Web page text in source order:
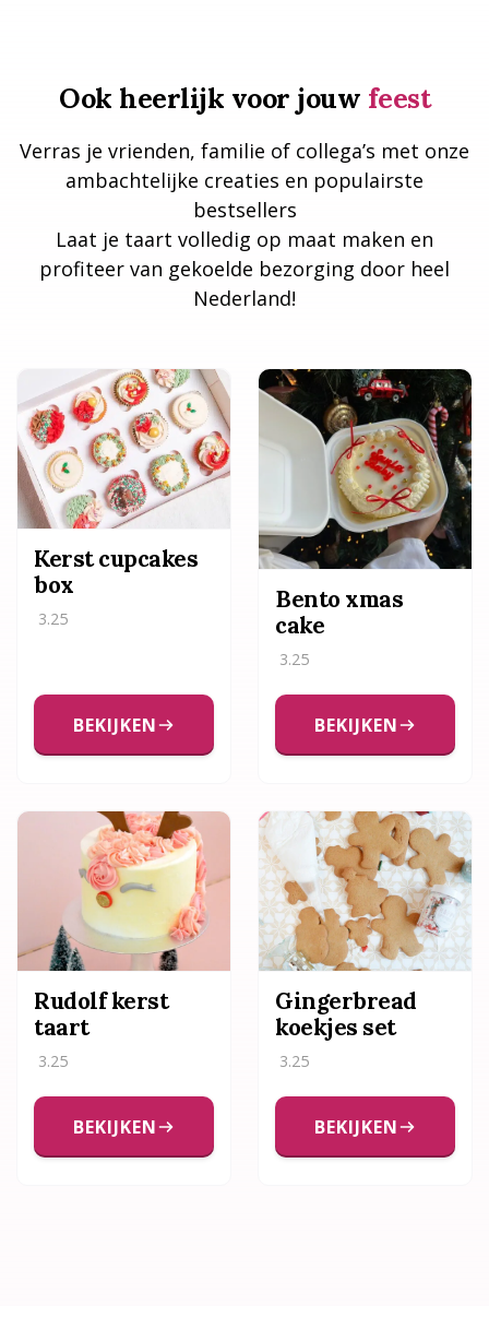
Ook heerlijk voor jouw feest
Verras je vrienden, familie of collega’s met onze
ambachtelijke creaties en populairste
bestsellers
Laat je taart volledig op maat maken en
profiteer van gekoelde bezorging door heel
Nederland!
Kerst cupcakes
box
3.25
BEKIJKEN
Bento xmas
cake
3.25
BEKIJKEN
Rudolf kerst
taart
3.25
BEKIJKEN
Gingerbread
koekjes set
3.25
BEKIJKEN